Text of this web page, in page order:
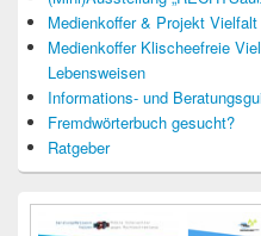
Medienkoffer & Projekt
Medienkoffer Klischeefreie
Lebensweisen
Informations- und
Fremdwörterbuch gesucht?
Ratgeber